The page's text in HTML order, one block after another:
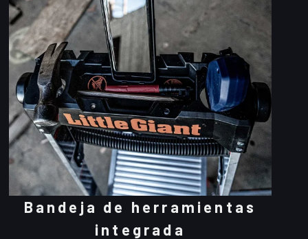
Bandeja de herramientas
integrada